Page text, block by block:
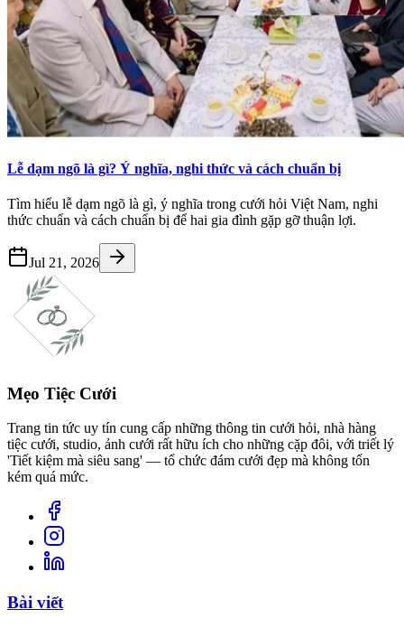
Lễ dạm ngõ là gì? Ý nghĩa, nghi thức và cách chuẩn bị
Tìm hiểu lễ dạm ngõ là gì, ý nghĩa trong cưới hỏi Việt Nam, nghi
thức chuẩn và cách chuẩn bị để hai gia đình gặp gỡ thuận lợi.
Jul 21, 2026
Mẹo Tiệc Cưới
Trang tin tức uy tín cung cấp những thông tin cưới hỏi, nhà hàng
tiệc cưới, studio, ảnh cưới rất hữu ích cho những cặp đôi, với triết lý
'Tiết kiệm mà siêu sang' — tổ chức đám cưới đẹp mà không tốn
kém quá mức.
Bài viết